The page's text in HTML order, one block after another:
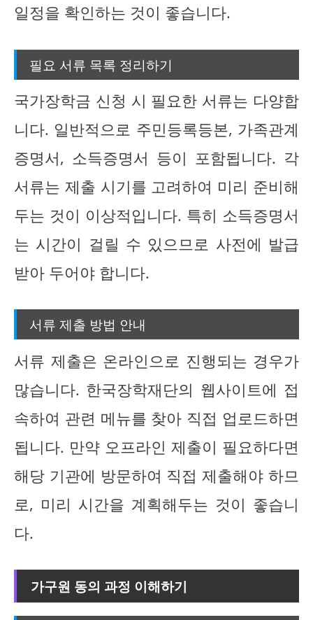
일정을 확인하는 것이 좋습니다.
필요 서류 목록 정리하기
국가장학금 신청 시 필요한 서류는 다양합
니다. 일반적으로 주민등록등본, 가족관계
증명서, 소득증명서 등이 포함됩니다. 각
서류는 제출 시기를 고려하여 미리 준비해
두는 것이 이상적입니다. 특히 소득증명서
는 시간이 걸릴 수 있으므로 사전에 발급
받아 두어야 합니다.
서류 제출 방법 안내
서류 제출은 온라인으로 진행되는 경우가
많습니다. 한국장학재단의 웹사이트에 접
속하여 관련 메뉴를 찾아 직접 업로드하면
됩니다. 만약 오프라인 제출이 필요하다면
해당 기관에 방문하여 직접 제출해야 하므
로, 미리 시간을 계획해두는 것이 좋습니
다.
가구원 동의 과정 이해하기